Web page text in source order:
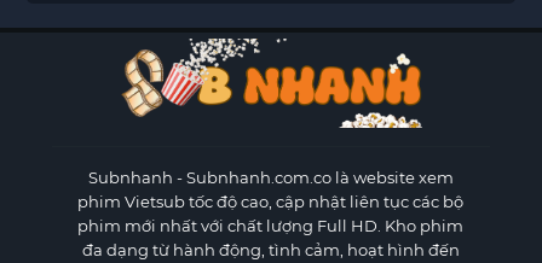
Subnhanh - Subnhanh.com.co là website xem
phim Vietsub tốc độ cao, cập nhật liên tục các bộ
phim mới nhất với chất lượng Full HD. Kho phim
đa dạng từ hành động, tình cảm, hoạt hình đến